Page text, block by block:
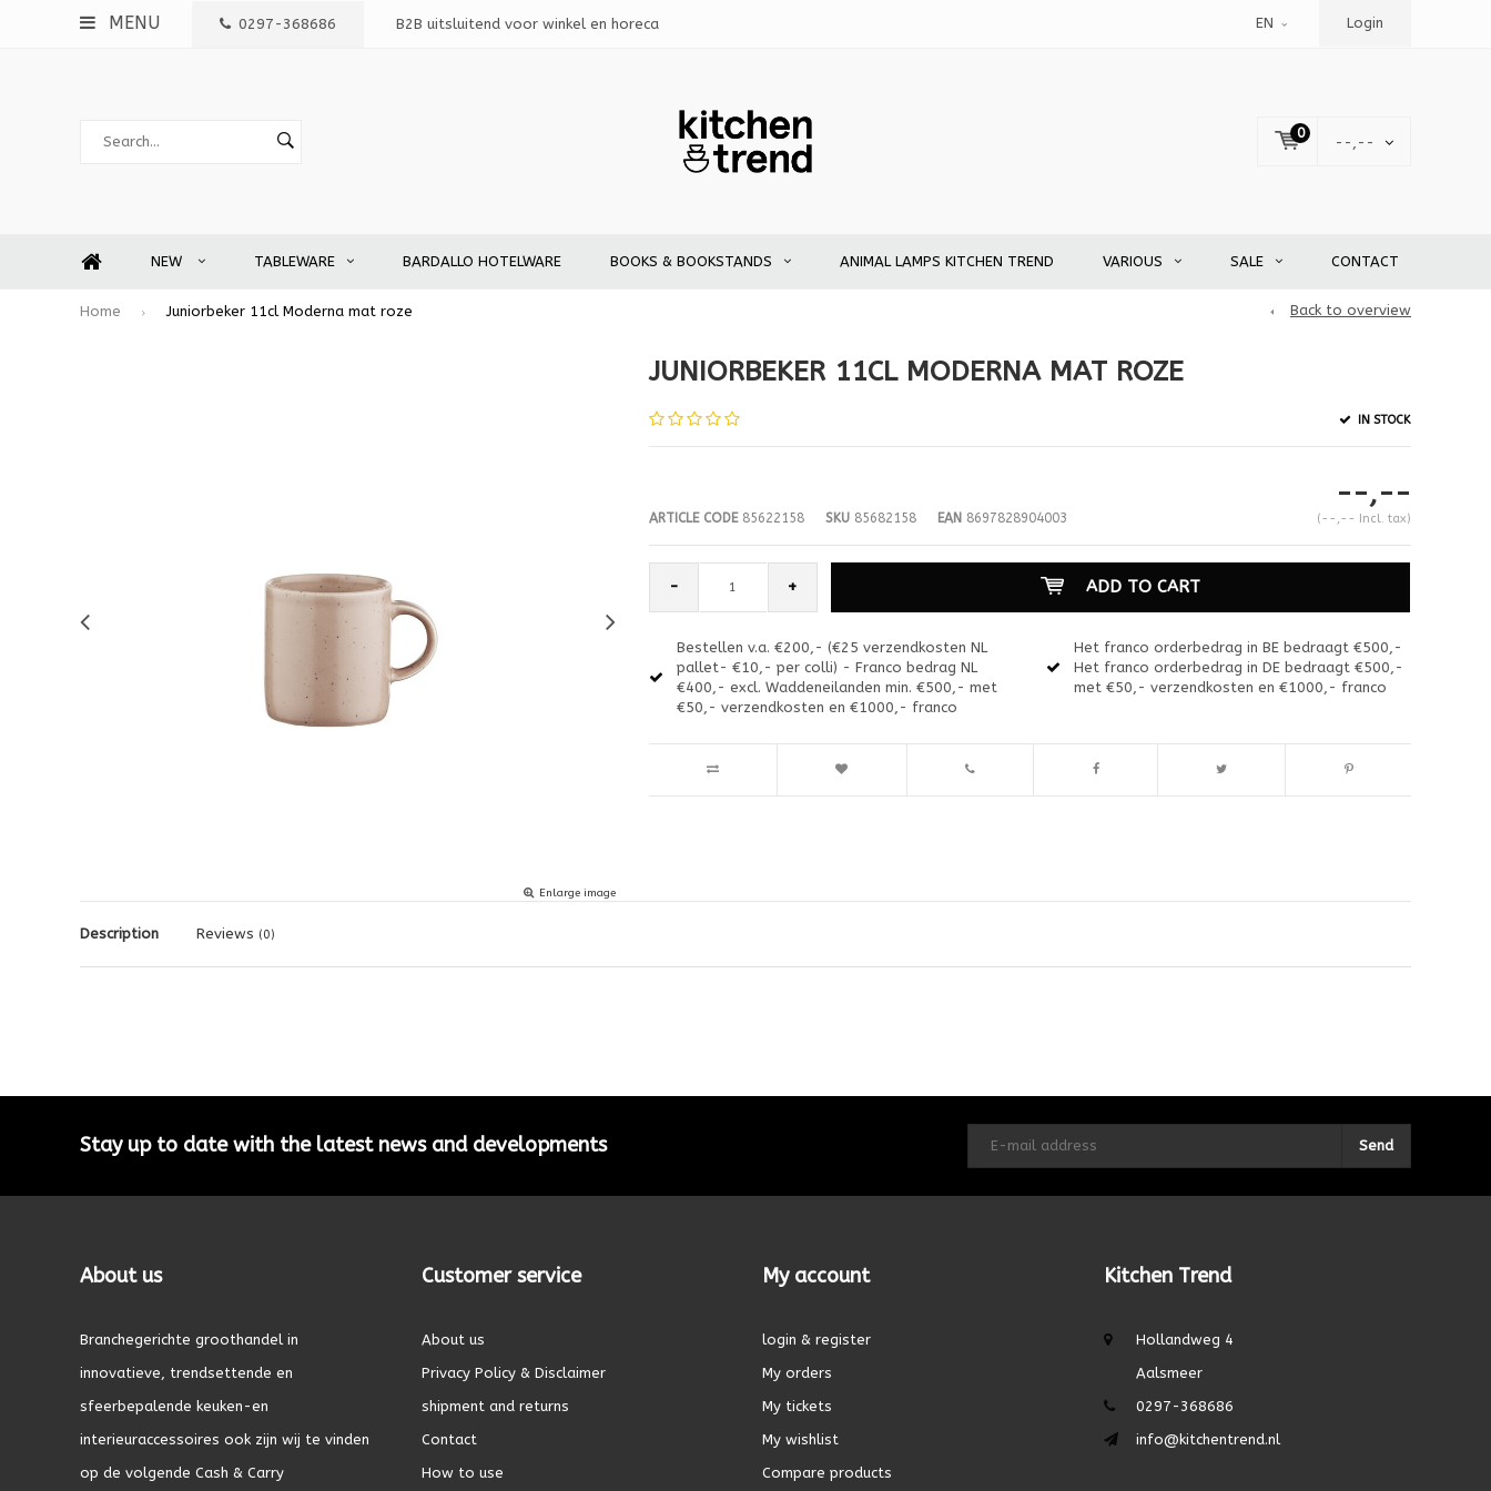
MENU 0297-368686 B2B uitsluitend voor winkel en horeca EN Login
0
--,--
NEW TABLEWARE BARDALLO HOTELWARE BOOKS & BOOKSTANDS ANIMAL LAMPS KITCHEN TREND VARIOUS SALE CONTACT
Home Juniorbeker 11cl Moderna mat roze Back to overview
Enlarge image
JUNIORBEKER 11CL MODERNA MAT ROZE
IN STOCK
ARTICLE CODE85622158 SKU85682158 EAN8697828904003
--,--
(--,-- Incl. tax)
- + ADD TO CART
Bestellen v.a. €200,- (€25 verzendkosten NL
pallet- €10,- per colli) - Franco bedrag NL
€400,- excl. Waddeneilanden min. €500,- met
€50,- verzendkosten en €1000,- franco
Het franco orderbedrag in BE bedraagt €500,-
Het franco orderbedrag in DE bedraagt €500,-
met €50,- verzendkosten en €1000,- franco
Description Reviews (0)
Stay up to date with the latest news and developments Send
About us
Branchegerichte groothandel in
innovatieve, trendsettende en
sfeerbepalende keuken-en
interieuraccessoires ook zijn wij te vinden
op de volgende Cash & Carry
Customer service
About us
Privacy Policy & Disclaimer
shipment and returns
Contact
How to use
My account
login & register
My orders
My tickets
My wishlist
Compare products
Kitchen Trend
Hollandweg 4
Aalsmeer
0297-368686
info@kitchentrend.nl